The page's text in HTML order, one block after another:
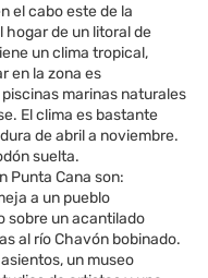
el cabo este de la
hogar de un litoral de
un clima tropical,
en la zona es
marinas naturales
El clima es bastante
de abril a noviembre.
suelta.
Punta Cana son:
a un pueblo
sobre un acantilado
al río Chavón bobinado.
un museo